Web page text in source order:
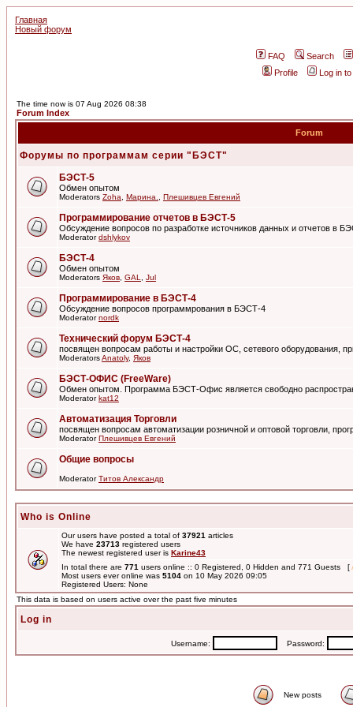
Главная
Новый форум
FAQ
Search
Profile
Log in
The time now is 07 Aug 2026 08:38
Forum Index
Forum
Форумы по программам серии "БЭСТ"
БЭСТ-5
Обмен опытом
Moderators Zoha Марина. Плешивцев Евгений
Программирование отчетов в БЭСТ-5
Обсуждение вопросов по разработке источников данных и отчетов в
Moderatordshlykov
БЭСТ-4
Обмен опытом
Moderators Яков GAL Jul
Программирование в БЭСТ-4
Обсуждение вопросов программрования в БЭСТ-4
Moderatornordk
Технический форум БЭСТ-4
посвящен вопросам работы и настройки ОС, сетевого оборудования,
ModeratorsAnatoly, Яков
БЭСТ-ОФИС (FreeWare)
Обмен опытом. Программа БЭСТ-Офис является свободно
Moderatorkat12
Автоматизация Торговли
посвящен вопросам автоматизации розничной и оптовой торговли,
ModeratorПлешивцев Евгений
Общие вопросы
ModeratorТитов Александр
Who is Online
Our users have posted a total of 37921 articles
We have 23713 registered users
The newest registered user is Karine43
In total there are 771 users online :: 0 Registered, 0 Hidden and 771 Guests [
Most users ever online was 5104 on 10 May 2026 09:05
Registered Users: None
This data is based on users active over the past five minutes
Log in
Username: Password:
New posts